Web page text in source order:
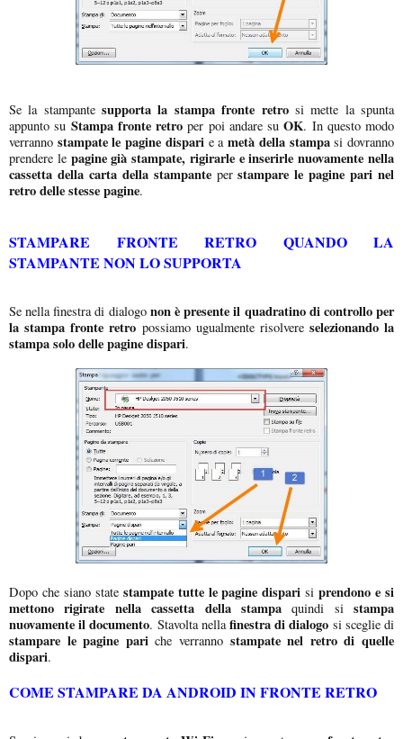
Se la stampantesupporta la stampa fronte retrosi mette la spunta
appunto su Stampa fronte retro per poi andare suOK. In questo modo
verranno stampate le pagine disparie ametà della stampasi dovranno
prendere le pagine già stampate, rigirarle e inserirle nuovamente nella
cassetta della carta della stampanteperstampare le pagine pari nel
retro delle stesse pagine.
STAMPARE FRONTE RETRO QUANDO LA
STAMPANTE NON LO SUPPORTA
Se nella finestra di dialogo non è presente il quadratino di controllo per
la stampa fronte retro possiamo ugualmente risolvere selezionando la
stampa solo delle pagine dispari.
Dopo che siano statestampate tutte le pagine dispari siprendono e si
mettono rigirate nella cassetta della stampaquindi si stampa
nuovamente il documento. Stavolta nellafinestra di dialogo si sceglie di
stampare le pagine pariche verranno stampate nel retro di quelle
dispari.
COME STAMPARE DA ANDROID IN FRONTE RETRO